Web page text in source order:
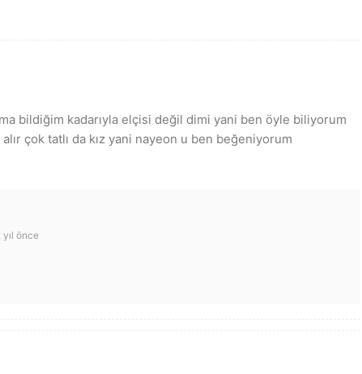
bildiğim kadarıyla elçisi değil dimi yani ben öyle biliyorum
çok tatlı da kız yani nayeon u ben beğeniyorum
yıl önce